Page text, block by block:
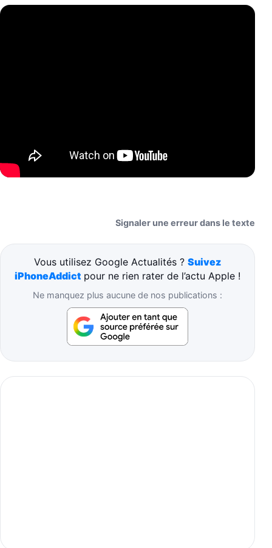
Signaler une erreur dans le texte
Vous utilisez Google Actualités ? Suivez
iPhoneAddict pour ne rien rater de l’actu Apple !
Ne manquez plus aucune de nos publications :